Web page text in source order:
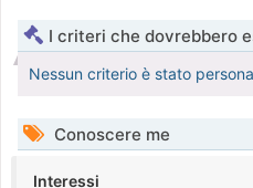
I criteri che dovrebbero
Nessun criterio è stato
Conoscere me
Interessi